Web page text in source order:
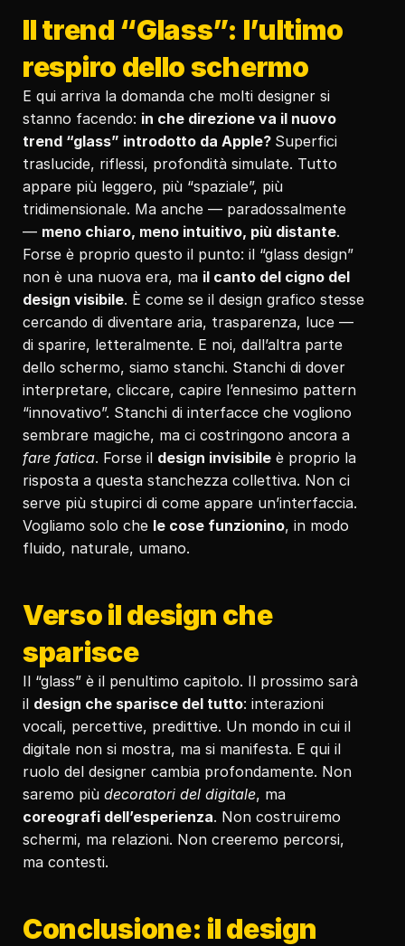
Il trend “Glass”: l’ultimo
respiro dello schermo
E qui arriva la domanda che molti designer si
stanno facendo: in che direzione va il nuovo
trend “glass” introdotto da Apple? Superfici
traslucide, riflessi, profondità simulate. Tutto
appare più leggero, più “spaziale”, più
tridimensionale. Ma anche — paradossalmente
— meno chiaro, meno intuitivo, più distante.
Forse è proprio questo il punto: il “glass design”
non è una nuova era, ma il canto del cigno del
design visibile. È come se il design grafico stesse
cercando di diventare aria, trasparenza, luce —
di sparire, letteralmente. E noi, dall’altra parte
dello schermo, siamo stanchi. Stanchi di dover
interpretare, cliccare, capire l’ennesimo pattern
“innovativo”. Stanchi di interfacce che vogliono
fare fatica. Forse il design invisibile è proprio la
risposta a questa stanchezza collettiva. Non ci
serve più stupirci di come appare un’interfaccia.
Vogliamo solo che le cose funzionino, in modo
fluido, naturale, umano.
Verso il design che
sparisce
Il “glass” è il penultimo capitolo. Il prossimo sarà
il design che sparisce del tutto: interazioni
vocali, percettive, predittive. Un mondo in cui il
digitale non si mostra, ma si manifesta. E qui il
ruolo del designer cambia profondamente. Non
saremo più decoratori del digitale
coreografi dell’esperienza. Non costruiremo
schermi, ma relazioni. Non creeremo percorsi,
ma contesti.
Conclusione: il design